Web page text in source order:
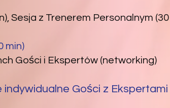
Sesja z Trenerem Personalnym
min)
Gości i Ekspertów (networking)
indywidualne Gości z Ekspertami